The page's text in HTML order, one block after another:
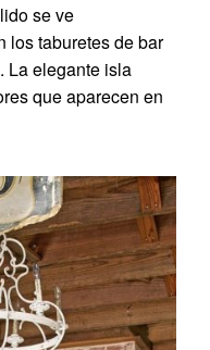
se ve
los taburetes de bar
La elegante isla
que aparecen en